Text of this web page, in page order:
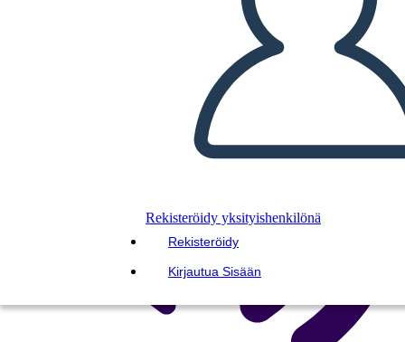
Rekisteröidy yksityishenkilönä
Rekisteröidy
Kirjautua Sisään